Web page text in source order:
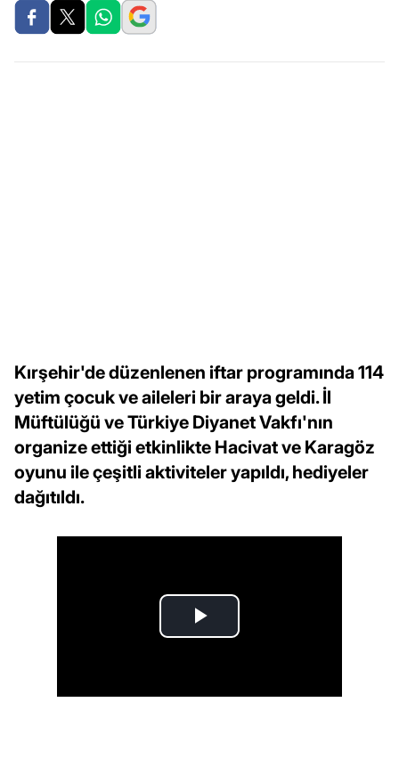
Kırşehir'de düzenlenen iftar programında 114
yetim çocuk ve aileleri bir araya geldi. İl
Müftülüğü ve Türkiye Diyanet Vakfı'nın
organize ettiği etkinlikte Hacivat ve Karagöz
oyunu ile çeşitli aktiviteler yapıldı, hediyeler
dağıtıldı.